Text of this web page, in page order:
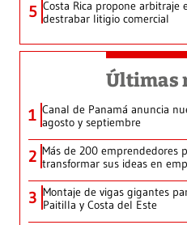
5 Costa Rica propone arbitraje
destrabar litigio comercial
Últimas
1 Canal de Panamá anuncia
agosto y septiembre
2 Más de 200 emprendedores
transformar sus ideas en
3 Montaje de vigas gigantes
Paitilla y Costa del Este